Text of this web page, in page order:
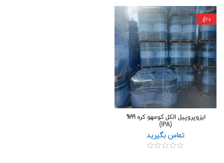
داغ
ایزوپروپیل الکل کومهو کره 99%
(IPA)
تماس بگیرید